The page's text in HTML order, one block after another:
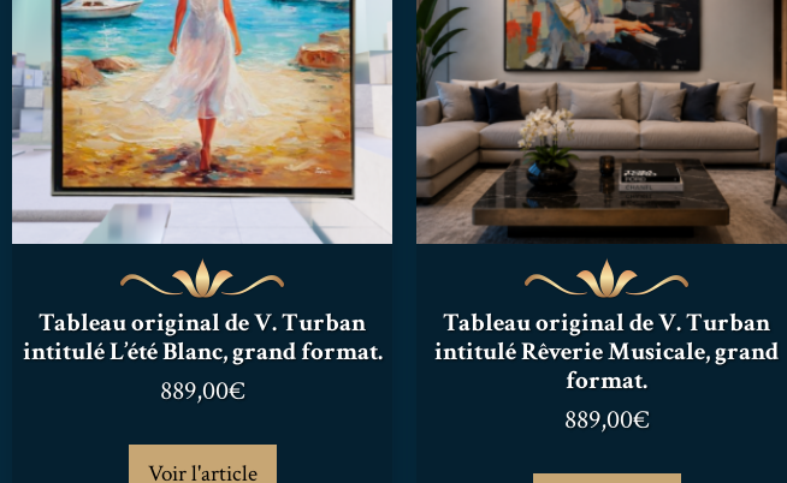
Tableau original de V. Turban
intitulé L’été Blanc, grand format.
889,00€
Voir l'article
Tableau original de V. Turban
intitulé Rêverie Musicale, grand
format.
889,00€